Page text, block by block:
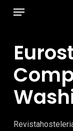
principal
Menú